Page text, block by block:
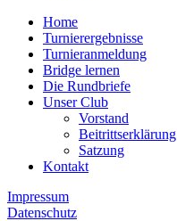
Home
Turnierergebnisse
Turnieranmeldung
Bridge lernen
Die Rundbriefe
Unser Club
Vorstand
Beitrittserklärung
Satzung
Kontakt
Impressum
Datenschutz